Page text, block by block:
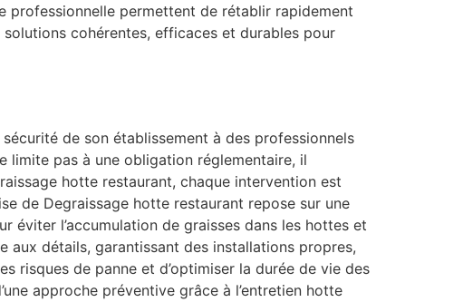
professionnelle permettent de rétablir rapidement
cohérentes, efficaces et durables pour
de son établissement à des professionnels
limite pas à une obligation réglementaire, il
hotte restaurant, chaque intervention est
de Degraissage hotte restaurant repose sur une
éviter l’accumulation de graisses dans les hottes et
détails, garantissant des installations propres,
risques de panne et d’optimiser la durée de vie des
approche préventive grâce à l’entretien hotte